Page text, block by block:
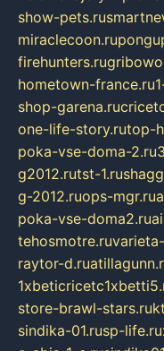
show-pets.ru
miraclecoon.ru
firehunters.ru
hometown-france.ru
shop-garena.ru
one-life-story.rutop-
poka-vse-doma-2.ru
g2012.rutst-1.ru
g-2012.ruops-mgr.ru
poka-vse-doma2.ru
tehosmotre.ru
raytor-d.ru
store-brawl-stars.ru
sindika-01.rusp-life.ru